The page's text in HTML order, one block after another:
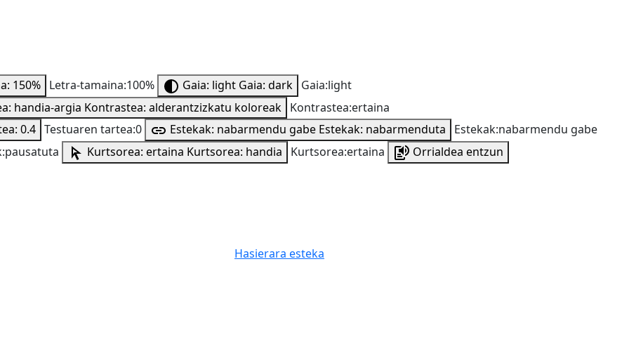
150% Letra-tamaina:100% Gaia: light Gaia: dark Gaia:light
handia-argia Kontrastea: alderantzizkatu koloreak Kontrastea:ertaina
0.4 Testuaren tartea:0 Estekak: nabarmendu gabe Estekak: nabarmenduta
Estekak:nabarmendu gabe
Kurtsorea: ertaina Kurtsorea: handia Kurtsorea:ertaina
Orrialdea entzun
Hasierara esteka